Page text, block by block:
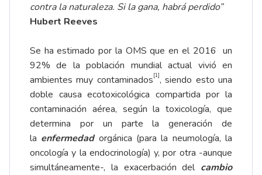
contra la naturaleza. Si la gana, habrá perdido”
Hubert Reeves
Se ha estimado por la OMS que en el 2016 un
92% de la población mundial actual vivió en
ambientes muy contaminados[1], siendo esto una
doble causa ecotoxicológica compartida por la
contaminación aérea, según la toxicología, que
determina por un parte la generación de
la enfermedadorgánica (para la neumología, la
oncología y la endocrinología) y, por otra -aunque
simultáneamente-, la exacerbación del cambio